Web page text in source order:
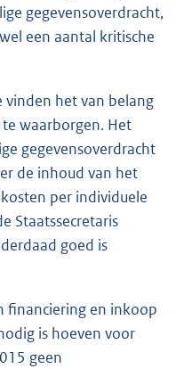
gegevensoverdracht,
een aantal kritische
vinden het van belang
waarborgen. Het
gegevensoverdracht
de inhoud van het
per individuele
Staatssecretaris
goed is
financiering en inkoop
is hoeven voor
geen